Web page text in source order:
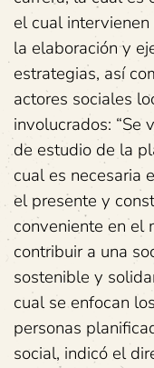
el cual
la elaboración y
estrategias, así
actores sociales
involucrados: “Se
de estudio de la
cual es necesaria
el presente y
conveniente en el
contribuir a una
sostenible y
cual se enfocan
personas
social, indicó el